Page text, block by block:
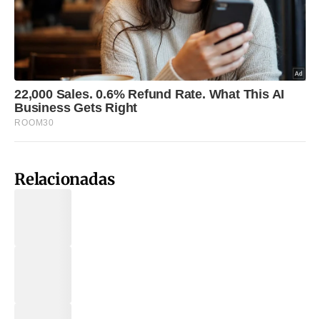
Relacionadas